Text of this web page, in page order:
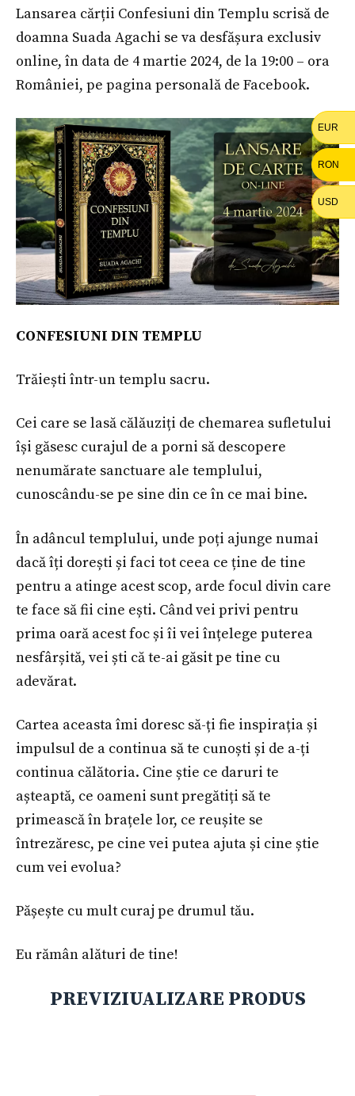
Lansarea cărții Confesiuni din Templu scrisă de
doamna Suada Agachi se va desfășura exclusiv
online, în data de 4 martie 2024, de la 19:00 – ora
României, pe pagina personală de Facebook.
CONFESIUNI DIN TEMPLU
Trăiești într-un templu sacru.
Cei care se lasă călăuziți de chemarea sufletului
își găsesc curajul de a porni să descopere
nenumărate sanctuare ale templului,
cunoscându-se pe sine din ce în ce mai bine.
În adâncul templului, unde poți ajunge numai
dacă îți dorești și faci tot ceea ce ține de tine
pentru a atinge acest scop, arde focul divin care
te face să fii cine ești. Când vei privi pentru
prima oară acest foc și îi vei înțelege puterea
nesfârșită, vei ști că te-ai găsit pe tine cu
adevărat.
Cartea aceasta îmi doresc să-ți fie inspirația și
impulsul de a continua să te cunoști și de a-ți
continua călătoria. Cine știe ce daruri te
așteaptă, ce oameni sunt pregătiți să te
primească în brațele lor, ce reușite se
întrezăresc, pe cine vei putea ajuta și cine știe
cum vei evolua?
Pășește cu mult curaj pe drumul tău.
Eu rămân alături de tine!
PREVIZIUALIZARE PRODUS
EUR
RON
USD